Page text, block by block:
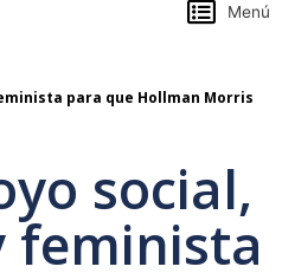
Menú
para que Hollman Morris
social,
feminista